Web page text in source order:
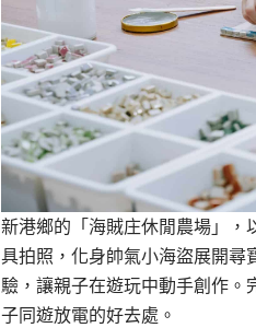
新港鄉的「海賊庄休閒農場」，
具拍照，化身帥氣小海盜展開尋
驗，讓親子在遊玩中動手創作。
子同遊放電的好去處。